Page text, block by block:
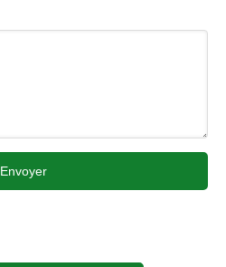
Envoyer